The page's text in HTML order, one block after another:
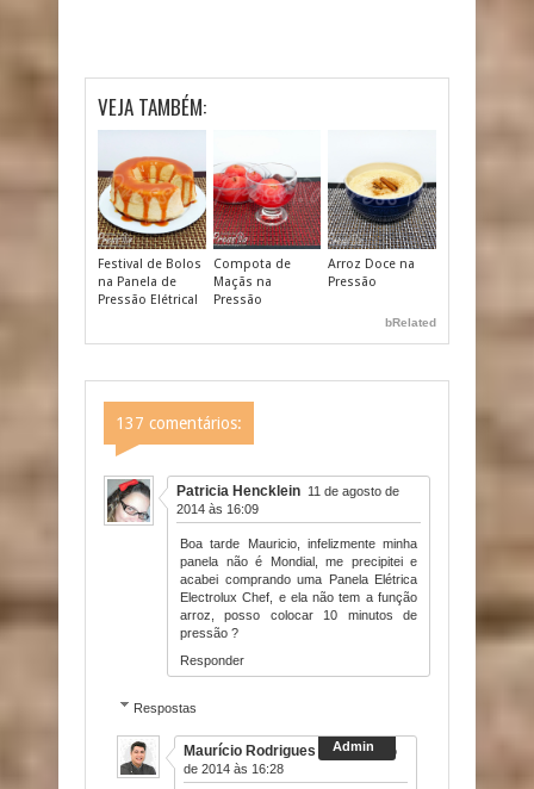
VEJA TAMBÉM:
Festival de Bolos
na Panela de
Pressão Elétrica!
Compota de
Maçãs na
Pressão
Arroz Doce na
Pressão
bRelated
137 comentários:
Patricia Hencklein 11 de agosto de
2014 às 16:09
Boa tarde Mauricio, infelizmente minha
panela não é Mondial, me precipitei e
acabei comprando uma Panela Elétrica
Electrolux Chef, e ela não tem a função
arroz, posso colocar 10 minutos de
pressão ?
Responder
Respostas
Maurício Rodrigues
11 de agosto
de 2014 às 16:28